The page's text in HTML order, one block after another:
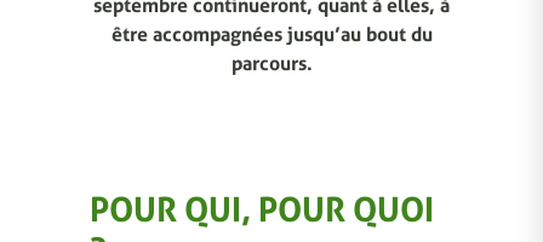
septembre continueront, quant à elles, à
être accompagnées jusqu’au bout du
parcours.
POUR QUI, POUR QUOI